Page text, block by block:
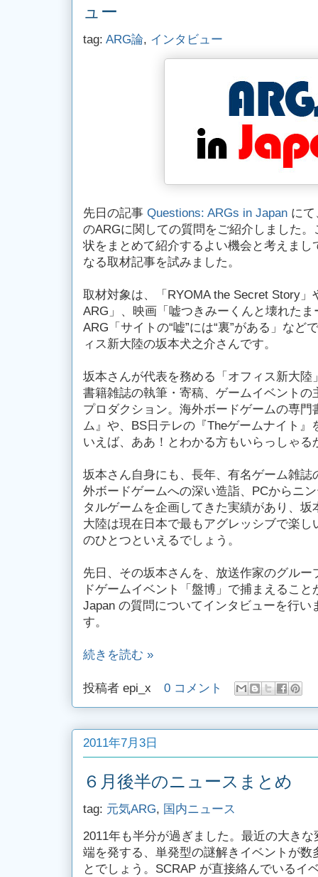
ュー
tag: ARG論, インタビュー
先日の記事 Questions: ARGs in Japan に
のARGに関しての質問をご紹介しました
状をまとめて紹介するよい機会と考えまし
なる取材記事を試みました。
取材対象は、「RYOMA the Secret Story」
ARG」、映画「嘘つきみーくんと壊れた
ARG「サイトの“嘘”には“裏”がある」など
ィス新大陸の坂本犬之介さんです。
坂本さんが代表を務める「オフィス新大
書籍雑誌の執筆・寄稿、ゲームイベント
プロダクション。海外ボードゲームの専
ム』や、BS日テレの『Theゲームナイト
いえば、ああ！とわかる方もいらっしゃる
坂本さん自身にも、長年、有名ゲーム雑
外ボードゲームへの深い造詣、PCからニ
タルゲームを企画してきた実績があり、
大陸は現在日本で最もアグレッシブで楽
のひとつといえるでしょう。
先日、その坂本さんを、放送作家のグル
ドゲームイベント「盤博」で捕まえるこ
Japan の質問についてインタビューを行い
す。
続きを読む »
投稿者 epi_x 0 コメント
2011年7月3日
６月後半のニュースまとめ
tag: 元気ARG, 国内ニュース
2011年も半分が過ぎました。最近の大き
端を発する、単発型の謎解きイベントが
とでしょう。SCRAP が直接絡んでいるイ